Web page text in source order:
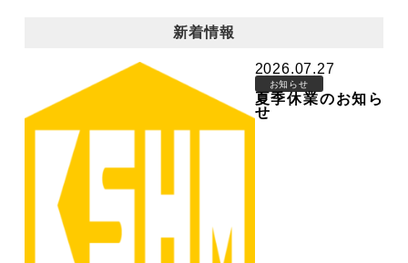
新着情報
2026.07.27
お知らせ
夏季休業のお知ら
せ